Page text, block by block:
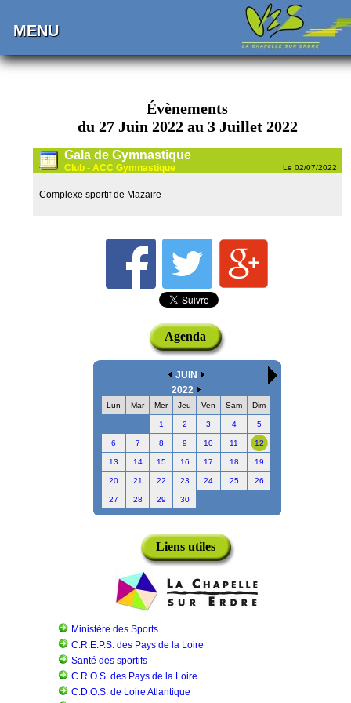
MENU
Évènements
du 27 Juin 2022 au 3 Juillet 2022
Gala de Gymnastique
Club - ACC Gymnastique Le 02/07/2022
Complexe sportif de Mazaire
Agenda
JUIN
2022
Lun Mar Mer Jeu Ven Sam Dim
1 2 3 4 5
6 7 8 9 10 11 12
13 14 15 16 17 18 19
20 21 22 23 24 25 26
27 28 29 30
Liens utiles
Ministère des Sports
C.R.E.P.S. des Pays de la Loire
Santé des sportifs
C.R.O.S. des Pays de la Loire
C.D.O.S. de Loire Atlantique